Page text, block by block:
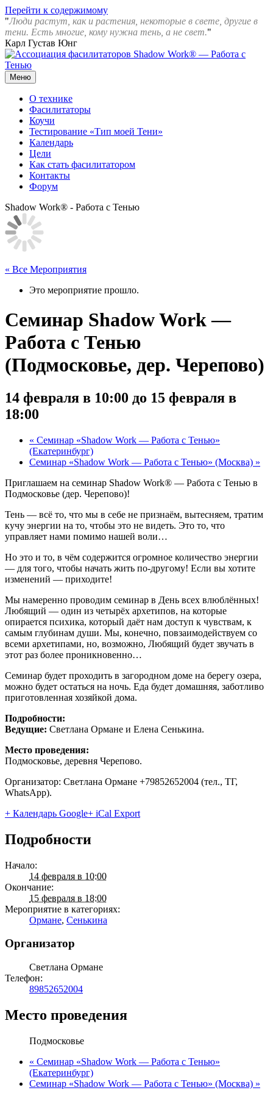
Перейти к содержимому
"Люди растут, как и растения, некоторые в свете, другие в
тени. Есть многие, кому нужна тень, а не свет."
Карл Густав Юнг
Ассоциация фасилитаторов Shadow Work® — Работа с Тенью
Меню
О технике
Фасилитаторы
Коучи
Тестирование «Тип моей Тени»
Календарь
Цели
Как стать фасилитатором
Контакты
Форум
Shadow Work® - Работа с Тенью
« Все Мероприятия
Это мероприятие прошло.
Семинар Shadow Work —
Работа с Тенью
(Подмосковье, дер. Черепово)
14 февраля в 10:00 до 15 февраля в
18:00
« Семинар «Shadow Work — Работа с Тенью»
(Екатеринбург)
Семинар «Shadow Work — Работа с Тенью» (Москва) »
Приглашаем на семинар Shadow Work®️ — Работа с Тенью в
Подмосковье (дер. Черепово)!
Тень — всё то, что мы в себе не признаём, вытесняем, тратим
кучу энергии на то, чтобы это не видеть. Это то, что
управляет нами помимо нашей воли…
Но это и то, в чём содержится огромное количество энергии
— для того, чтобы начать жить по-другому! Если вы хотите
изменений — приходите!
Мы намеренно проводим семинар в День всех влюблённых!
Любящий — один из четырёх архетипов, на которые
опирается психика, который даёт нам доступ к чувствам, к
самым глубинам души. Мы, конечно, повзаимодействуем со
всеми архетипами, но, возможно, Любящий будет звучать в
этот раз более проникновенно…
Семинар будет проходить в загородном доме на берегу озера,
можно будет остаться на ночь. Еда будет домашняя, заботливо
приготовленная хозяйкой дома.
Подробности:
Ведущие: Светлана Ормане и Елена Сенькина.
Место проведения:
Подмосковье, деревня Черепово.
Организатор: Светлана Ормане +79852652004 (тел., ТГ,
WhatsApp).
+ Календарь Google+ iCal Export
Подробности
Начало:
14 февраля в 10:00
Окончание:
15 февраля в 18:00
Мероприятие в категориях:
Ормане, Сенькина
Организатор
Светлана Ормане
Телефон:
89852652004
Место проведения
Подмосковье
« Семинар «Shadow Work — Работа с Тенью»
(Екатеринбург)
Семинар «Shadow Work — Работа с Тенью» (Москва) »